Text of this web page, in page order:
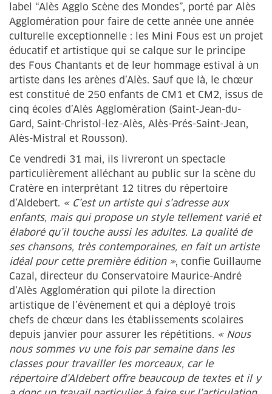
label “Alès Agglo Scène des Mondes”, porté par Alès
Agglomération pour faire de cette année une année
culturelle exceptionnelle : les Mini Fous est un projet
éducatif et artistique qui se calque sur le principe
des Fous Chantants et de leur hommage estival à un
artiste dans les arènes d’Alès. Sauf que là, le chœur
est constitué de 250 enfants de CM1 et CM2, issus de
cinq écoles d’Alès Agglomération (Saint-Jean-du-
Gard, Saint-Christol-lez-Alès, Alès-Prés-Saint-Jean,
Alès-Mistral et Rousson).
Ce vendredi 31 mai, ils livreront un spectacle
particulièrement alléchant au public sur la scène du
Cratère en interprétant 12 titres du répertoire
d’Aldebert. « C’est un artiste qui s’adresse aux
enfants, mais qui propose un style tellement varié et
élaboré qu’il touche aussi les adultes. La qualité de
ses chansons, très contemporaines, en fait un artiste
idéal pour cette première édition », confie Guillaume
Cazal, directeur du Conservatoire Maurice-André
d’Alès Agglomération qui pilote la direction
artistique de l’évènement et qui a déployé trois
chefs de chœur dans les établissements scolaires
depuis janvier pour assurer les répétitions. « Nous
nous sommes vu une fois par semaine dans les
classes pour travailler les morceaux, car le
répertoire d’Aldebert offre beaucoup de textes et il y